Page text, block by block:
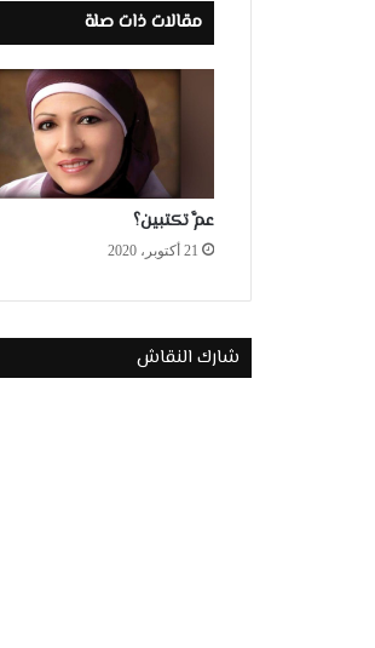
مقالات ذات صلة
عمَّ تكتبين؟
21 أكتوبر، 2020
شارك النقاش